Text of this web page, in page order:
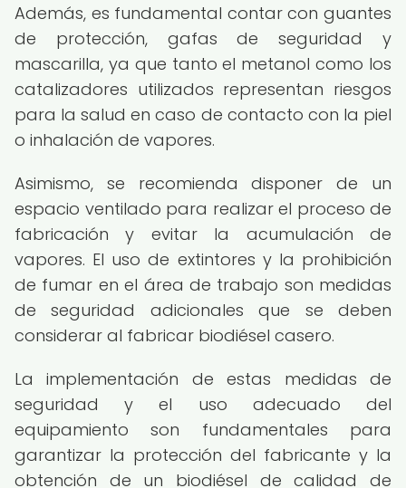
Además, es fundamental contar con guantes
de protección, gafas de seguridad y
mascarilla, ya que tanto el metanol como los
catalizadores utilizados representan riesgos
para la salud en caso de contacto con la piel
o inhalación de vapores.
Asimismo, se recomienda disponer de un
espacio ventilado para realizar el proceso de
fabricación y evitar la acumulación de
vapores. El uso de extintores y la prohibición
de fumar en el área de trabajo son medidas
de seguridad adicionales que se deben
considerar al fabricar biodiésel casero.
La implementación de estas medidas de
seguridad y el uso adecuado del
equipamiento son fundamentales para
garantizar la protección del fabricante y la
obtención de un biodiésel de calidad de